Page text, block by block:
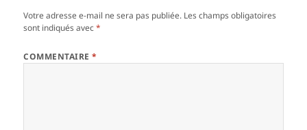
Votre adresse e-mail ne sera pas publiée. Les champs obligatoires
sont indiqués avec*
COMMENTAIRE*